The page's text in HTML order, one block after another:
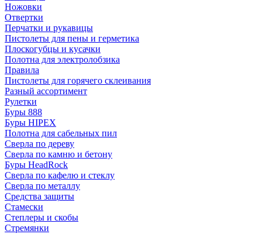
Ножовки
Отвертки
Перчатки и рукавицы
Пистолеты для пены и герметика
Плоскогубцы и кусачки
Полотна для электролобзика
Правила
Пистолеты для горячего склеивания
Разный ассортимент
Рулетки
Буры 888
Буры HIPEX
Полотна для сабельных пил
Сверла по дереву
Сверла по камню и бетону
Буры HeadRock
Сверла по кафелю и стеклу
Сверла по металлу
Средства защиты
Стамески
Степлеры и скобы
Стремянки